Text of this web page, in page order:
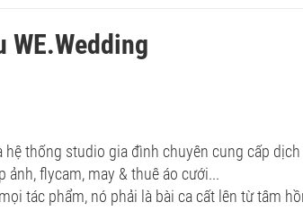
WE.Wedding
hệ thống studio gia đình chuyên cung cấp
ảnh, flycam, may & thuê áo cưới...
tác phẩm, nó phải là bài ca cất lên từ tâm